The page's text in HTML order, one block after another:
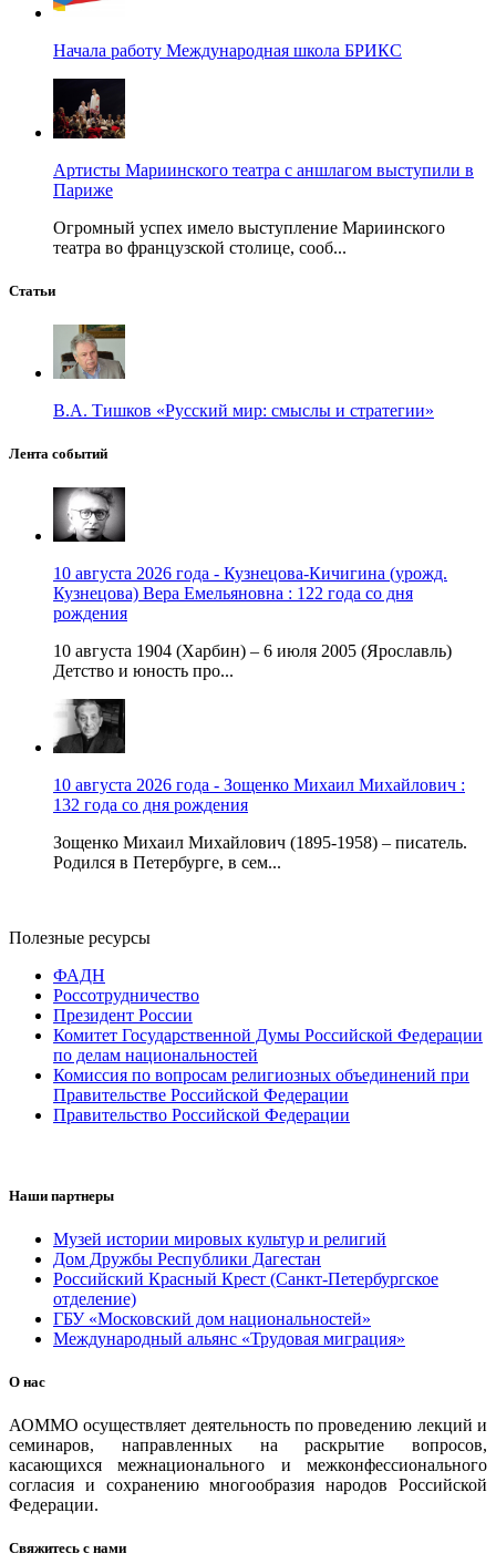
Начала работу Международная школа БРИКС
Артисты Мариинского театра с аншлагом выступили в
Париже
Огромный успех имело выступление Мариинского
театра во французской столице, сооб...
Статьи
В.А. Тишков «Русский мир: смыслы и стратегии»
Лента событий
10 августа 2026 года - Кузнецова-Кичигина (урожд.
Кузнецова) Вера Емельяновна : 122 года со дня
рождения
10 августа 1904 (Харбин) – 6 июля 2005 (Ярославль)
Детство и юность про...
10 августа 2026 года - Зощенко Михаил Михайлович :
132 года со дня рождения
Зощенко Михаил Михайлович (1895-1958) – писатель.
Родился в Петербурге, в сем...
Полезные ресурсы
ФАДН
Россотрудничество
Президент России
Комитет Государственной Думы Российской Федерации
по делам национальностей
Комиссия по вопросам религиозных объединений при
Правительстве Российской Федерации
Правительство Российской Федерации
Наши партнеры
Музей истории мировых культур и религий
Дом Дружбы Республики Дагестан
Российский Красный Крест (Санкт-Петербургское
отделение)
ГБУ «Московский дом национальностей»
Международный альянс «Трудовая миграция»
О нас
АОММО осуществляет деятельность по проведению лекций и
семинаров, направленных на раскрытие вопросов,
касающихся межнационального и межконфессионального
согласия и сохранению многообразия народов Российской
Федерации.
Свяжитесь с нами